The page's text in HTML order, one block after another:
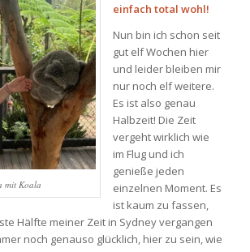
mit Koala
einfach total wohl!
Nun bin ich schon seit
gut elf Wochen hier
und leider bleiben mir
nur noch elf weitere.
Es ist also genau
Halbzeit! Die Zeit
vergeht wirklich wie
im Flug und ich
genieße jeden
einzelnen Moment. Es
ist kaum zu fassen,
Hälfte meiner Zeit in Sydney vergangen
noch genauso glücklich, hier zu sein, wie